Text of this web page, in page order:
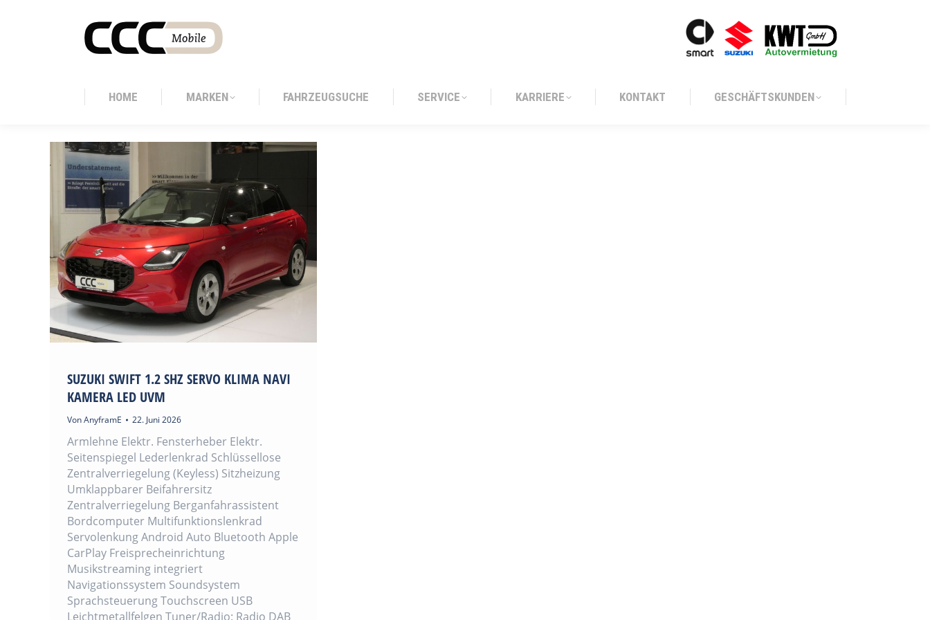
HOME MARKEN FAHRZEUGSUCHE SERVICE KARRIERE KONTAKT GESCHÄFTSKUNDEN
SUZUKI SWIFT 1.2 SHZ SERVO KLIMA NAVI
KAMERA LED UVM
VonAnyframE 22. Juni 2026
Armlehne Elektr. Fensterheber Elektr.
Seitenspiegel Lederlenkrad Schlüssellose
Zentralverriegelung (Keyless) Sitzheizung
Umklappbarer Beifahrersitz
Zentralverriegelung Berganfahrassistent
Bordcomputer Multifunktionslenkrad
Servolenkung Android Auto Bluetooth Apple
CarPlay Freisprecheinrichtung
Musikstreaming integriert
Navigationssystem Soundsystem
Sprachsteuerung Touchscreen USB
Leichtmetallfelgen Tuner/Radio: Radio DAB
HOME MARKEN GESCHÄFTSKUNDEN